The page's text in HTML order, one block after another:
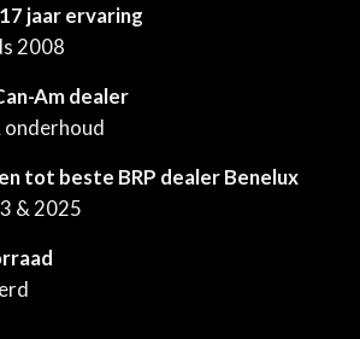
jaar ervaring
2008
Am dealer
onderhoud
tot beste BRP dealer Benelux
& 2025